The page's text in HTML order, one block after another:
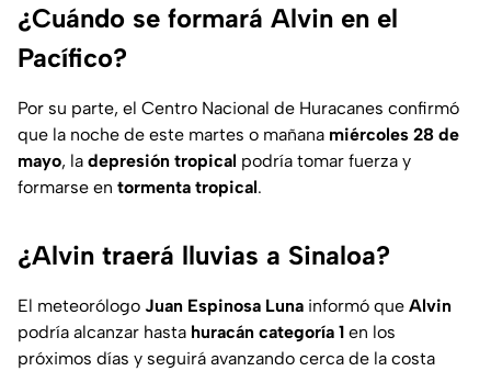
¿Cuándo se formará Alvin en el
Pacífico?
Por su parte, el Centro Nacional de Huracanes confirmó
que la noche de este martes o mañana miércoles 28 de
mayo, la depresión tropical podría tomar fuerza y
formarse en tormenta tropical.
¿Alvin traerá lluvias a Sinaloa?
El meteorólogo Juan Espinosa Luna informó que Alvin
podría alcanzar hasta huracán categoría 1 en los
próximos días y seguirá avanzando cerca de la costa